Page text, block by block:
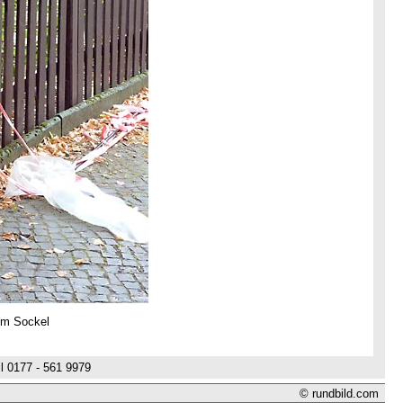
Sockel
0177 - 561 9979
© rundbild.com